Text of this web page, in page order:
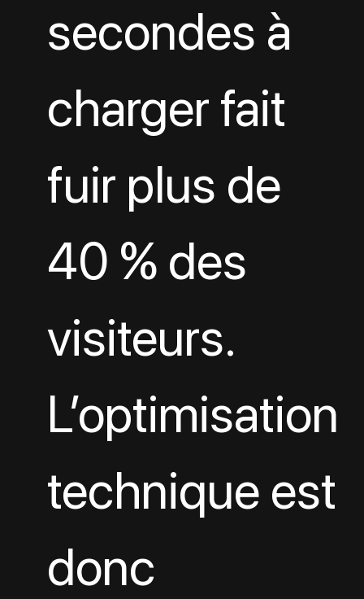
secondes à
charger fait
fuir plus de
40 % des
visiteurs.
L’optimisation
technique est
donc